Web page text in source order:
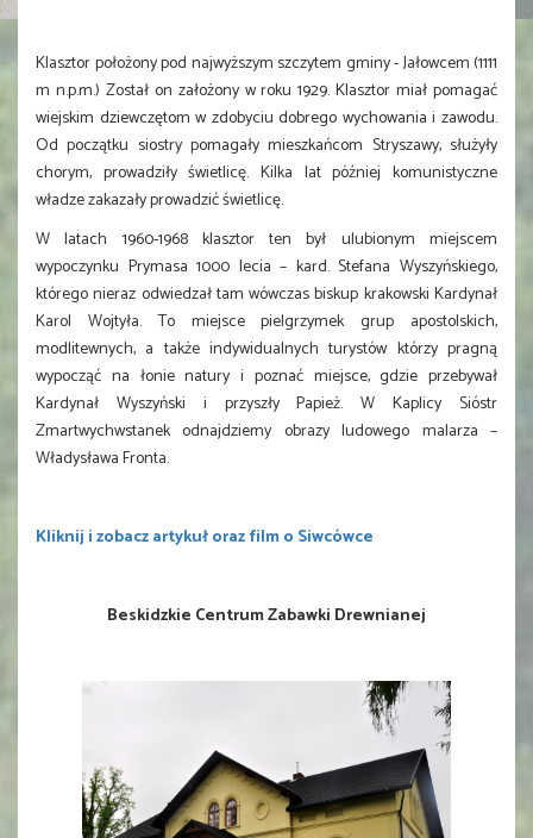
Klasztor położony pod najwyższym szczytem gminy - Jałowcem (1111
m n.p.m.) Został on założony w roku 1929. Klasztor miał pomagać
wiejskim dziewczętom w zdobyciu dobrego wychowania i zawodu.
Od początku siostry pomagały mieszkańcom Stryszawy, służyły
chorym, prowadziły świetlicę. Kilka lat później komunistyczne
władze zakazały prowadzić świetlicę.
W latach 1960-1968 klasztor ten był ulubionym miejscem
wypoczynku Prymasa 1000 lecia – kard. Stefana Wyszyńskiego,
którego nieraz odwiedzał tam wówczas biskup krakowski Kardynał
Karol Wojtyła. To miejsce pielgrzymek grup apostolskich,
modlitewnych, a także indywidualnych turystów którzy pragną
wypocząć na łonie natury i poznać miejsce, gdzie przebywał
Kardynał Wyszyński i przyszły Papież. W Kaplicy Sióstr
Zmartwychwstanek odnajdziemy obrazy ludowego malarza –
Władysława Fronta.
Kliknij i zobacz artykuł oraz film o Siwcówce
Beskidzkie Centrum Zabawki Drewnianej